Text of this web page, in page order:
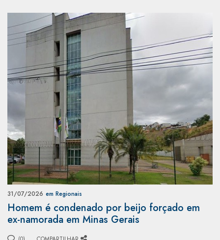
31/07/2026 em Regionais
Homem é condenado por beijo forçado em
ex-namorada em Minas Gerais